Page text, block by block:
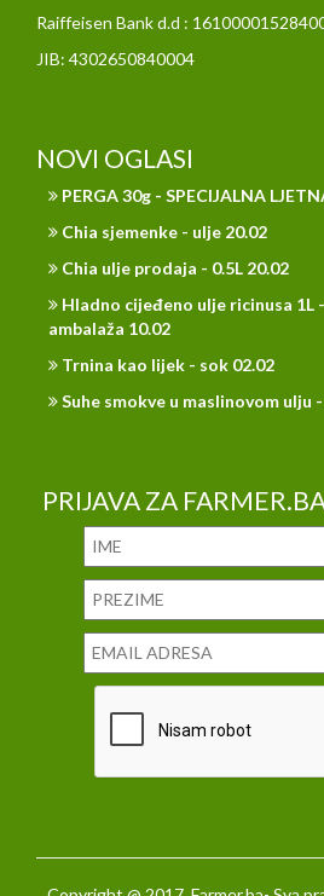
Raiffeisen Bank d.d :
JIB: 4302650840004
NOVI OGLASI
PERGA 30g - SPECIJALNA
Chia sjemenke - ulje 20.02
Chia ulje prodaja - 0.5L 20.02
Hladno cijeđeno ulje ricinusa 1L
ambalaža 10.02
Trnina kao lijek - sok 02.02
Suhe smokve u maslinovom ulju
PRIJAVA ZA